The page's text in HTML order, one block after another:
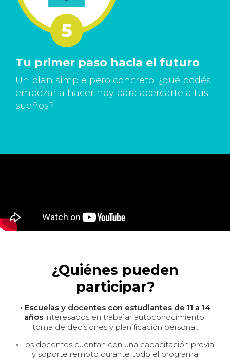
Tu primer paso hacia el futuro
Un plan simple pero concreto: ¿qué podés
empezar a hacer hoy para acercarte a tus
sueños?
¿Quiénes pueden
participar?
• Escuelas y docentes con estudiantes de 11 a 14
años interesados en trabajar autoconocimiento,
toma de decisiones y planificación personal.
• Los docentes cuentan con una capacitación previa
y soporte remoto durante todo el programa